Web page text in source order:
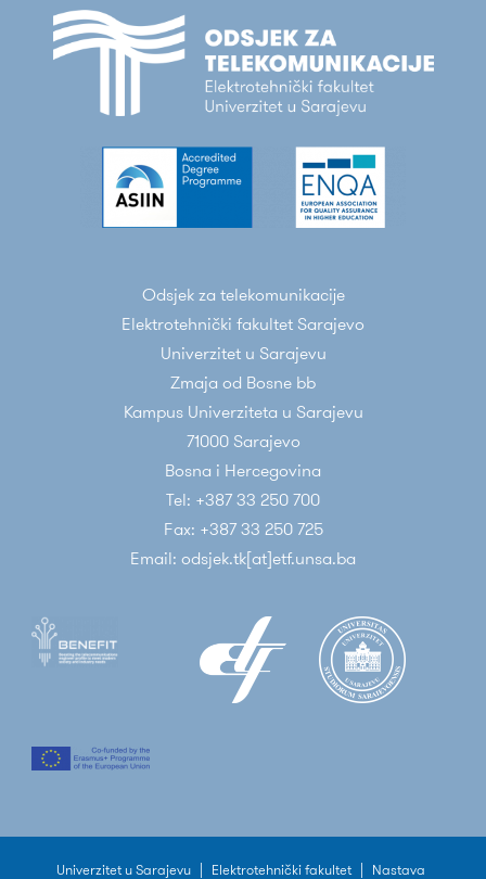
Odsjek za telekomunikacije
Elektrotehnički fakultet Sarajevo
Univerzitet u Sarajevu
Zmaja od Bosne bb
Kampus Univerziteta u Sarajevu
71000 Sarajevo
Bosna i Hercegovina
Tel: +387 33 250 700
Fax: +387 33 250 725
Email: odsjek.tk[at]etf.unsa.ba
Univerzitet u Sarajevu | Elektrotehnički fakultet | Nastava